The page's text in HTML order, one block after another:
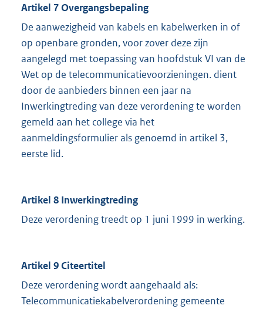
Artikel 7 Overgangsbepaling
De aanwezigheid van kabels en kabelwerken in of
op openbare gronden, voor zover deze zijn
aangelegd met toepassing van hoofdstuk VI van de
Wet op de telecommunicatievoorzieningen. dient
door de aanbieders binnen een jaar na
Inwerkingtreding van deze verordening te worden
gemeld aan het college via het
aanmeldingsformulier als genoemd in artikel 3,
eerste lid.
Artikel 8 Inwerkingtreding
Deze verordening treedt op 1 juni 1999 in werking.
Artikel 9 Citeertitel
Deze verordening wordt aangehaald als:
Telecommunicatiekabelverordening gemeente